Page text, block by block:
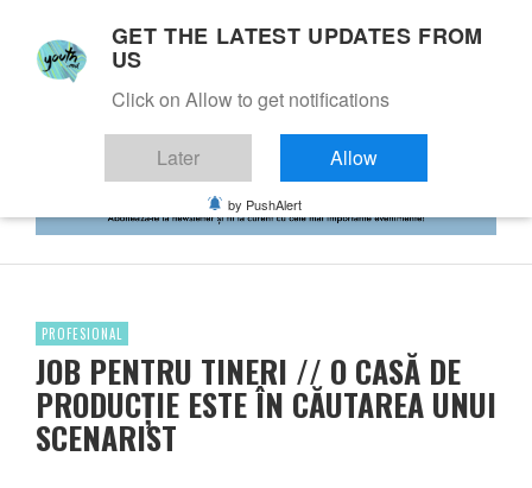
PROFESIONAL
JOB PENTRU TINERI // O CASĂ DE
PRODUCȚIE ESTE ÎN CĂUTAREA UNUI
SCENARIST
GET THE LATEST UPDATES FROM
US
Click on Allow to get notifications
Later Allow
by PushAlert